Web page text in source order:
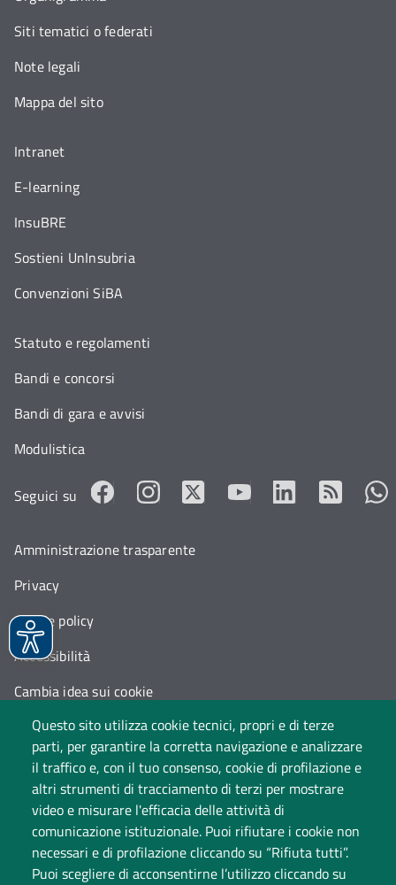
Questo sito utilizza cookie tecnici, propri e di terze
parti, per garantire la corretta navigazione e analizzare
il traffico e, con il tuo consenso, cookie di profilazione e
altri strumenti di tracciamento di terzi per mostrare
video e misurare l'efficacia delle attività di
comunicazione istituzionale. Puoi rifiutare i cookie non
necessari e di profilazione cliccando su “Rifiuta tutti”.
Puoi scegliere di acconsentirne l’utilizzo cliccando su
Siti tematici o federati
Note legali
Mappa del sito
Intranet
E-learning
InsuBRE
Sostieni UnInsubria
Convenzioni SiBA
Statuto e regolamenti
Bandi e concorsi
Bandi di gara e avvisi
Modulistica
Seguici su
Amministrazione trasparente
Privacy
Cookie policy
Accessibilità
Cambia idea sui cookie
Dati di monitoraggio